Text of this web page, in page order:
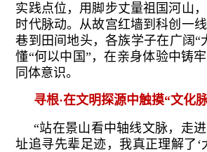
实践点位，用脚步丈量祖国河山
时代脉动。从故宫红墙到科创一
巷到田间地头，各族学子在广阔“
懂“何以中国”，在亲身体验中铸
同体意识。
寻根·在文明探源中触摸“文化
“站在景山看中轴线文脉，走
址追寻先辈足迹，我真正理解了‘